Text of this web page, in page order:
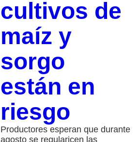
cultivos de
maíz y
sorgo
están en
riesgo
Productores esperan que durante
agosto se regularicen las